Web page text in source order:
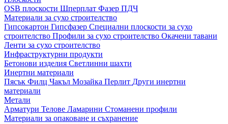
OSB плоскости Шперплат Фазер ПДЧ
Материали за сухо строителство
Гипсокартон Гипсфазер Специални плоскости за сухо
строителство Профили за сухо строителство Окачени тавани
Ленти за сухо строителство
Инфраструктурни продукти
Бетонови изделия Светлинни шахти
Инертни материали
Пясък Филц Чакъл Мозайкa Перлит Други инертни
материали
Метали
Арматури Телове Ламарини Стоманени профили
Материали за опаковане и съхранение